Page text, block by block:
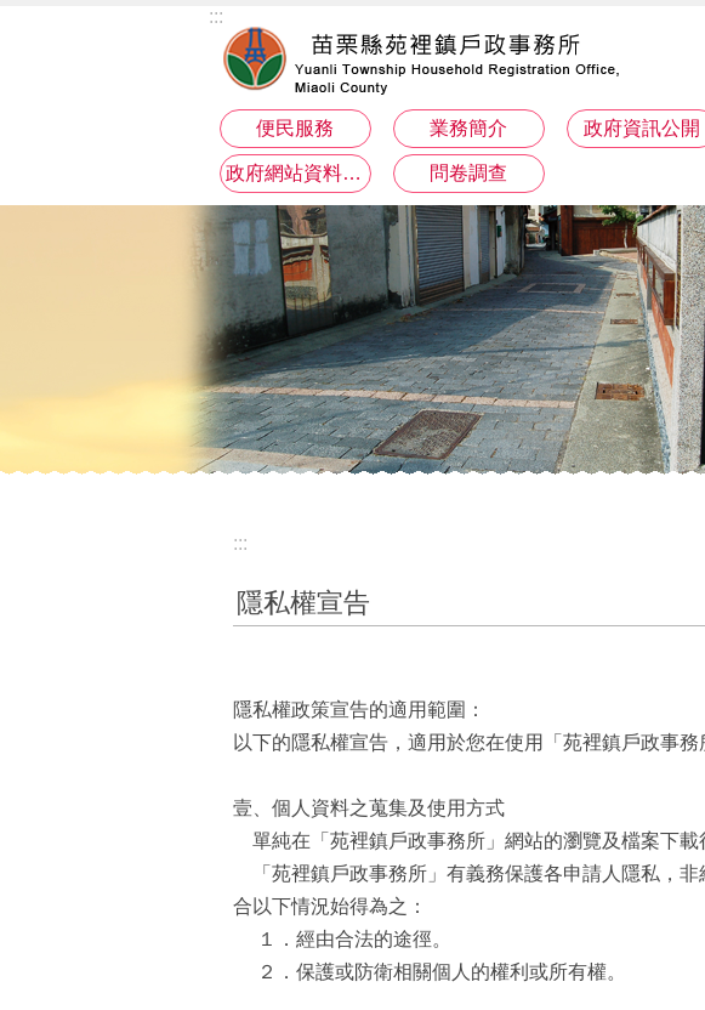
:::
便民服務 業務簡介 政府資訊公開
政府網站資料開放宣告 問卷調查
:::
隱私權宣告
隱私權政策宣告的適用範圍：
以下的隱私權宣告，適用於您在使用「苑裡鎮戶政事
壹、個人資料之蒐集及使用方式
單純在「苑裡鎮戶政事務所」網站的瀏覽及檔案下載
「苑裡鎮戶政事務所」有義務保護各申請人隱私，
合以下情況始得為之：
１．經由合法的途徑。
２．保護或防衛相關個人的權利或所有權。